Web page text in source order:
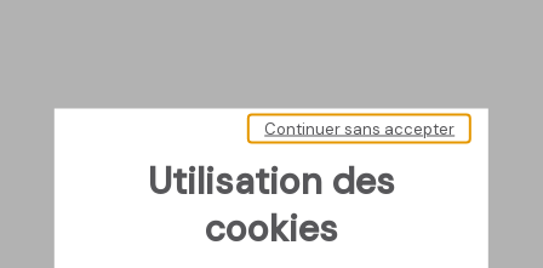
Utilisation des
cookies
Continuer sans accepter